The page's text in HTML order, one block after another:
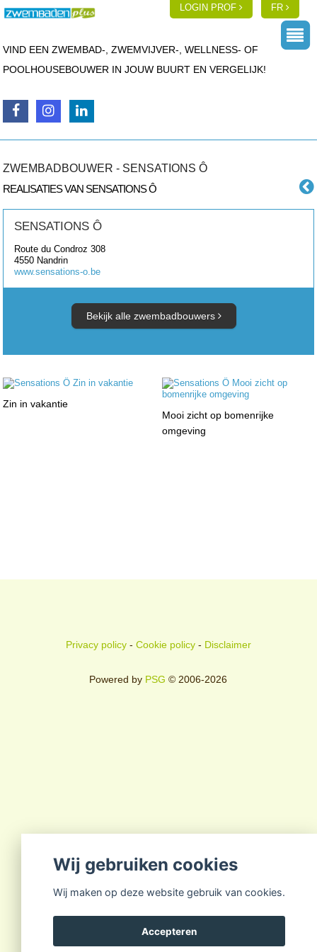
LOGIN PROF FR
VIND EEN ZWEMBAD-, ZWEMVIJVER-, WELLNESS- OF
POOLHOUSEBOUWER IN JOUW BUURT EN VERGELIJK!
ZWEMBADBOUWER - SENSATIONS Ô
REALISATIES VAN SENSATIONS Ô
SENSATIONS Ô
Route du Condroz 308
4550 Nandrin
www.sensations-o.be
Bekijk alle zwembadbouwers
Zin in vakantie
Mooi zicht op bomenrijke
omgeving
Privacy policy- Cookie policy- Disclaimer
Powered by PSG © 2006-2026
Wij gebruiken cookies
Wij maken op deze website gebruik van cookies.
Accepteren